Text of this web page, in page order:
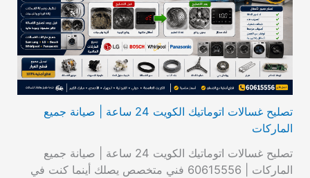
تصليح غسالات اتوماتيك الكويت 24 ساعة | صيانة جميع
الماركات
تصليح غسالات اتوماتيك الكويت 24 ساعة | صيانة جميع
الماركات | 60615556 فني متخصص يصلك أينما كنت في